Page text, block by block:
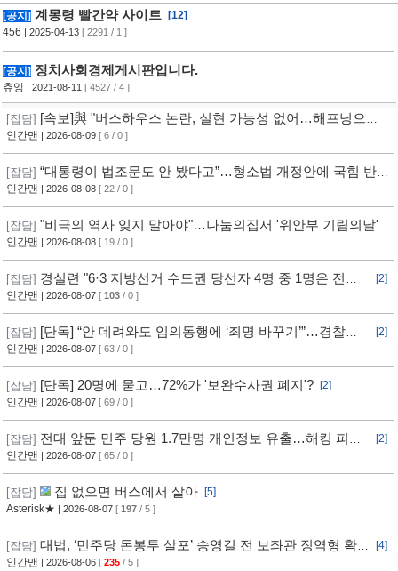
[공지] 계몽령 빨간약 사이트
[12]
456 | 2025-04-13 [ 2291 / 1 ]
[공지] 정치사회경제게시판입니다.
츄잉 | 2021-08-11 [ 4527 / 4 ]
[잡담] [속보]與 "버스하우스 논란, 실현 가능성 없어…해프닝으로
봐달라"
인간맨 | 2026-08-09 [ 6 / 0 ]
[잡담] “대통령이 법조문도 안 봤다고”…형소법 개정안에 국힘 반발
심화
인간맨 | 2026-08-08 [ 22 / 0 ]
[잡담] "비극의 역사 잊지 말아야"…나눔의집서 '위안부 기림의날'
행사
인간맨 | 2026-08-08 [ 19 / 0 ]
[잡담] 경실련 "6·3 지방선거 수도권 당선자 4명 중 1명은 전과
자"
[2]
인간맨 | 2026-08-07 [ 103 / 0 ]
[잡담] [단독] “안 데려와도 임의동행에 ‘죄명 바꾸기’”…경찰서
조직적 개입?
[2]
인간맨 | 2026-08-07 [ 63 / 0 ]
[잡담] [단독] 20명에 묻고…72%가 '보완수사권 폐지'?
[2]
인간맨 | 2026-08-07 [ 69 / 0 ]
[잡담] 전대 앞둔 민주 당원 1.7만명 개인정보 유출…해킹 피해
11개월 동안 몰랐다
[2]
인간맨 | 2026-08-07 [ 65 / 0 ]
[잡담] 집 없으면 버스에서 살아
[5]
Asterisk★ | 2026-08-07 [ 197 / 5 ]
[잡담] 대법, ‘민주당 돈봉투 살포’ 송영길 전 보좌관 징역형 확
정
[4]
인간맨 | 2026-08-06 [ 235 / 5 ]